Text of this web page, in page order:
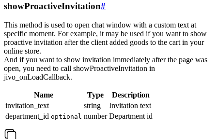
showProactiveInvitation#
This method is used to open chat window with a custom text at
specific moment. For example, it may be used if you want to show
proactive invitation after the client added goods to the cart in your
online store.
And if you want to show invitation immediately after the page was
open, you need to call showProactiveInvitation in
jivo_onLoadCallback.
Name Type
Description
invitation_text
string
Invitation text
department_id optional number Department id